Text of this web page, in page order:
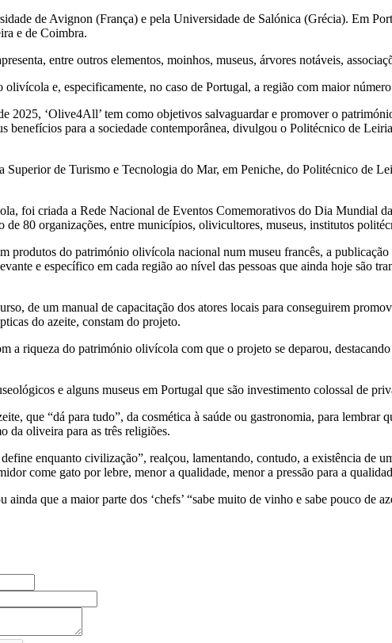
de Avignon (França) e pela Universidade de Salónica (Grécia). Em
e de Coimbra.
entre outros elementos, moinhos, museus, árvores notáveis,
e, especificamente, no caso de Portugal, a região com maior
2025, ‘Olive4All’ tem como objetivos salvaguardar e promover o
benefícios para a sociedade contemporânea, divulgou o Politécnico de
Superior de Turismo e Tecnologia do Mar, em Peniche, do Politécnico de
foi criada a Rede Nacional de Eventos Comemorativos do Dia Mundial
80 organizações, entre municípios, olivicultores, museus, institutos
produtos do património olivícola nacional num museu francês, a
e específico em cada região ao nível das pessoas que ainda hoje são
de um manual de capacitação dos atores locais para conseguirem
do azeite, constam do projeto.
a riqueza do património olivícola com que o projeto se deparou,
e alguns museus em Portugal que são investimento colossal de
que “dá para tudo”, da cosmética à saúde ou gastronomia, para
da oliveira para as três religiões.
enquanto civilização”, realçou, lamentando, contudo, a existência de
come gato por lebre, menor a qualidade, menor a pressão para a
que a maior parte dos ‘chefs’ “sabe muito de vinho e sabe pouco de